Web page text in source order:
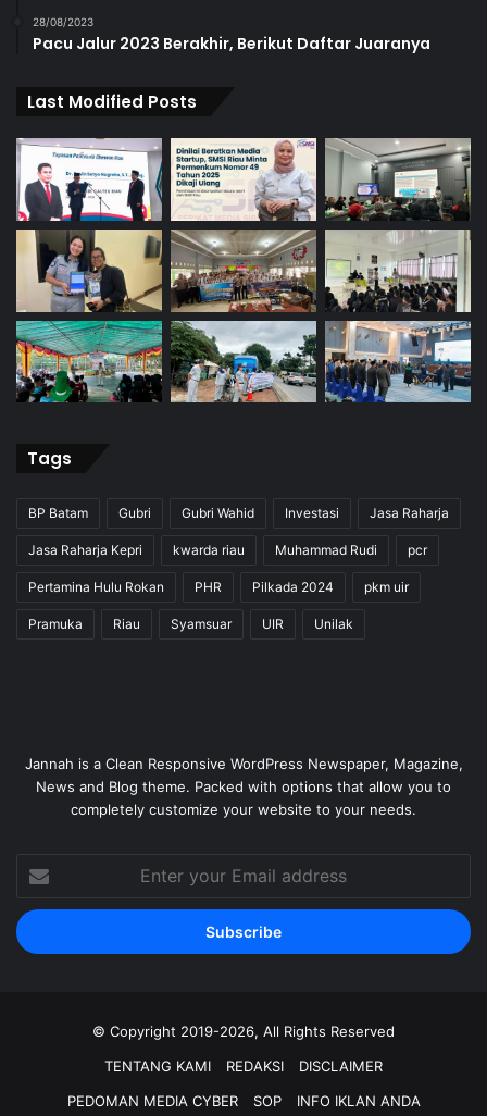
28/08/2023
Pacu Jalur 2023 Berakhir, Berikut Daftar Juaranya
Last Modified Posts
Tags
BP Batam Gubri Gubri Wahid Investasi Jasa Raharja
Jasa Raharja Kepri kwarda riau Muhammad Rudi pcr
Pertamina Hulu Rokan PHR Pilkada 2024 pkm uir
Pramuka Riau Syamsuar UIR Unilak
Jannah is a Clean Responsive WordPress Newspaper, Magazine,
News and Blog theme. Packed with options that allow you to
completely customize your website to your needs.
your
Email
address
© Copyright 2019-2026, All Rights Reserved
TENTANG KAMI
REDAKSI
DISCLAIMER
PEDOMAN MEDIA CYBER
SOP INFO IKLAN ANDA